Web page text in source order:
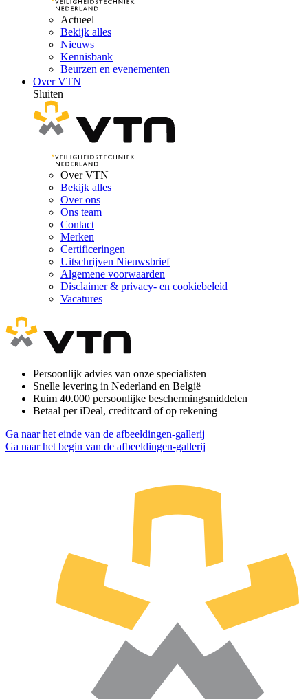
Actueel
Bekijk alles
Nieuws
Kennisbank
Beurzen en evenementen
Over VTN
Sluiten
Over VTN
Bekijk alles
Over ons
Ons team
Contact
Merken
Certificeringen
Uitschrijven Nieuwsbrief
Algemene voorwaarden
Disclaimer & privacy- en cookiebeleid
Vacatures
Persoonlijk advies van onze specialisten
Snelle levering in Nederland en België
Ruim 40.000 persoonlijke beschermingsmiddelen
Betaal per iDeal, creditcard of op rekening
Ga naar het einde van de afbeeldingen-gallerij
Ga naar het begin van de afbeeldingen-gallerij